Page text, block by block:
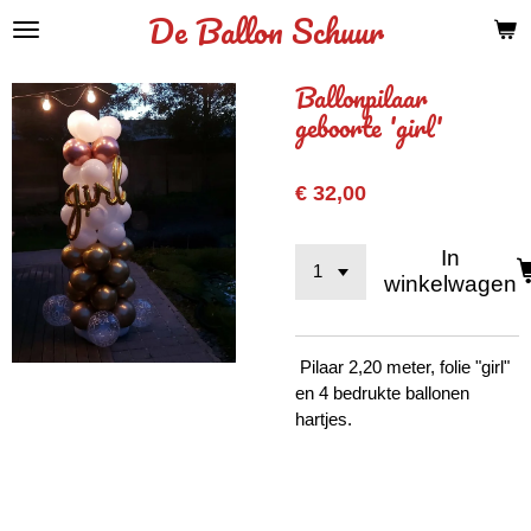
Ga
de
hoofdinhoud
De Ballon Schuur
Ballonpilaar
geboorte 'girl'
€ 32,00
In
winkelwagen
Pilaar 2,20 meter, folie "girl"
en 4 bedrukte ballonen
hartjes.